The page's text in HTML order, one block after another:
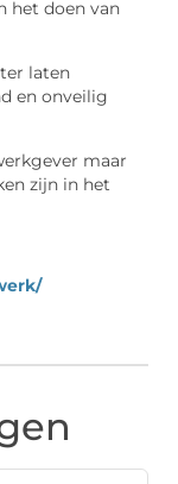
het doen van
laten
en onveilig
maar
zijn in het